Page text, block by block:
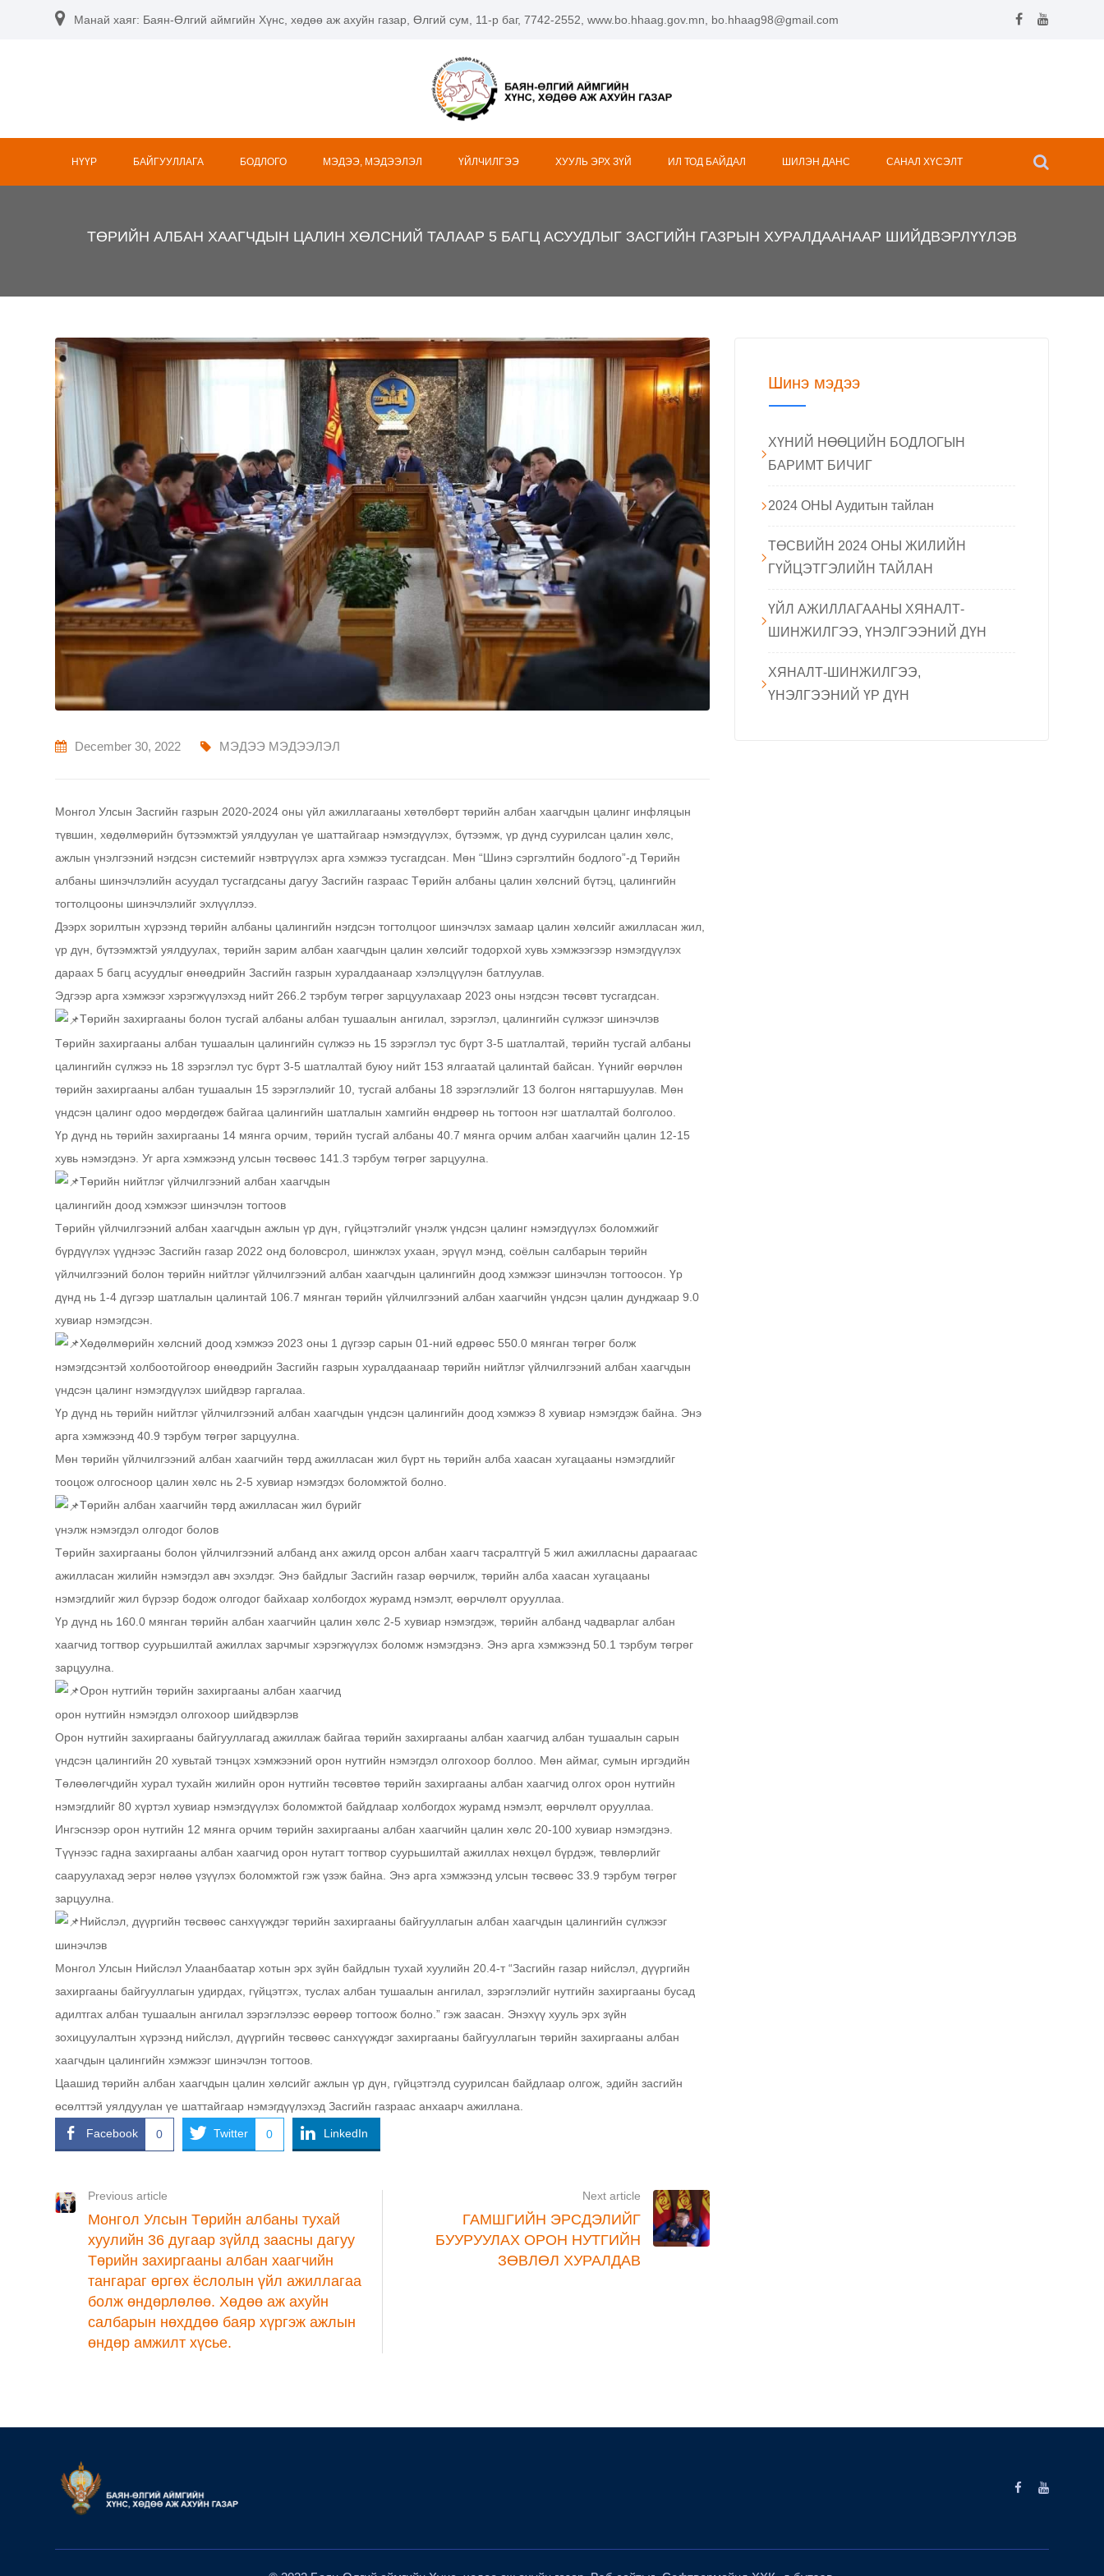
Манай хаяг: Баян-Өлгий аймгийн Хүнс, хөдөө аж ахуйн газар, Өлгий сум, 11-р баг, 7742-2552, www.bo.hhaag.gov.mn, bo.hhaag98@gmail.com
НҮҮР БАЙГУУЛЛАГА БОДЛОГО МЭДЭЭ, МЭДЭЭЛЭЛ ҮЙЛЧИЛГЭЭ ХУУЛЬ ЭРХ ЗҮЙ ИЛ ТОД БАЙДАЛ ШИЛЭН ДАНС САНАЛ ХҮСЭЛТ
ТӨРИЙН АЛБАН ХААГЧДЫН ЦАЛИН ХӨЛСНИЙ ТАЛААР 5 БАГЦ АСУУДЛЫГ ЗАСГИЙН ГАЗРЫН ХУРАЛДААНААР ШИЙДВЭРЛҮҮЛЭВ
December 30, 2022 МЭДЭЭ МЭДЭЭЛЭЛ
Монгол Улсын Засгийн газрын 2020-2024 оны үйл ажиллагааны хөтөлбөрт төрийн албан хаагчдын цалинг инфляцын
түвшин, хөдөлмөрийн бүтээмжтэй уялдуулан үе шаттайгаар нэмэгдүүлэх, бүтээмж, үр дүнд суурилсан цалин хөлс,
ажлын үнэлгээний нэгдсэн системийг нэвтрүүлэх арга хэмжээ тусгагдсан. Мөн “Шинэ сэргэлтийн бодлого”-д Төрийн
албаны шинэчлэлийн асуудал тусгагдсаны дагуу Засгийн газраас Төрийн албаны цалин хөлсний бүтэц, цалингийн
тогтолцооны шинэчлэлийг эхлүүллээ.
Дээрх зорилтын хүрээнд төрийн албаны цалингийн нэгдсэн тогтолцоог шинэчлэх замаар цалин хөлсийг ажилласан жил,
үр дүн, бүтээмжтэй уялдуулах, төрийн зарим албан хаагчдын цалин хөлсийг тодорхой хувь хэмжээгээр нэмэгдүүлэх
дараах 5 багц асуудлыг өнөөдрийн Засгийн газрын хуралдаанаар хэлэлцүүлэн батлуулав.
Эдгээр арга хэмжээг хэрэгжүүлэхэд нийт 266.2 тэрбум төгрөг зарцуулахаар 2023 оны нэгдсэн төсөвт тусгагдсан.
Төрийн захиргааны болон тусгай албаны албан тушаалын ангилал, зэрэглэл, цалингийн сүлжээг шинэчлэв
Төрийн захиргааны албан тушаалын цалингийн сүлжээ нь 15 зэрэглэл тус бүрт 3-5 шатлалтай, төрийн тусгай албаны
цалингийн сүлжээ нь 18 зэрэглэл тус бүрт 3-5 шатлалтай буюу нийт 153 ялгаатай цалинтай байсан. Үүнийг өөрчлөн
төрийн захиргааны албан тушаалын 15 зэрэглэлийг 10, тусгай албаны 18 зэрэглэлийг 13 болгон нягтаршуулав. Мөн
үндсэн цалинг одоо мөрдөгдөж байгаа цалингийн шатлалын хамгийн өндрөөр нь тогтоон нэг шатлалтай болголоо.
Үр дүнд нь төрийн захиргааны 14 мянга орчим, төрийн тусгай албаны 40.7 мянга орчим албан хаагчийн цалин 12-15
хувь нэмэгдэнэ. Уг арга хэмжээнд улсын төсвөөс 141.3 тэрбум төгрөг зарцуулна.
Төрийн нийтлэг үйлчилгээний албан хаагчдын
цалингийн доод хэмжээг шинэчлэн тогтоов
Төрийн үйлчилгээний албан хаагчдын ажлын үр дүн, гүйцэтгэлийг үнэлж үндсэн цалинг нэмэгдүүлэх боломжийг
бүрдүүлэх үүднээс Засгийн газар 2022 онд боловсрол, шинжлэх ухаан, эрүүл мэнд, соёлын салбарын төрийн
үйлчилгээний болон төрийн нийтлэг үйлчилгээний албан хаагчдын цалингийн доод хэмжээг шинэчлэн тогтоосон. Үр
дүнд нь 1-4 дүгээр шатлалын цалинтай 106.7 мянган төрийн үйлчилгээний албан хаагчийн үндсэн цалин дунджаар 9.0
хувиар нэмэгдсэн.
Хөдөлмөрийн хөлсний доод хэмжээ 2023 оны 1 дүгээр сарын 01-ний өдрөөс 550.0 мянган төгрөг болж
нэмэгдсэнтэй холбоотойгоор өнөөдрийн Засгийн газрын хуралдаанаар төрийн нийтлэг үйлчилгээний албан хаагчдын
үндсэн цалинг нэмэгдүүлэх шийдвэр гаргалаа.
Үр дүнд нь төрийн нийтлэг үйлчилгээний албан хаагчдын үндсэн цалингийн доод хэмжээ 8 хувиар нэмэгдэж байна. Энэ
арга хэмжээнд 40.9 тэрбум төгрөг зарцуулна.
Мөн төрийн үйлчилгээний албан хаагчийн төрд ажилласан жил бүрт нь төрийн алба хаасан хугацааны нэмэгдлийг
тооцож олгосноор цалин хөлс нь 2-5 хувиар нэмэгдэх боломжтой болно.
Төрийн албан хаагчийн төрд ажилласан жил бүрийг
үнэлж нэмэгдэл олгодог болов
Төрийн захиргааны болон үйлчилгээний албанд анх ажилд орсон албан хаагч тасралтгүй 5 жил ажилласны дараагаас
ажилласан жилийн нэмэгдэл авч эхэлдэг. Энэ байдлыг Засгийн газар өөрчилж, төрийн алба хаасан хугацааны
нэмэгдлийг жил бүрээр бодож олгодог байхаар холбогдох журамд нэмэлт, өөрчлөлт орууллаа.
Үр дүнд нь 160.0 мянган төрийн албан хаагчийн цалин хөлс 2-5 хувиар нэмэгдэж, төрийн албанд чадварлаг албан
хаагчид тогтвор суурьшилтай ажиллах зарчмыг хэрэгжүүлэх боломж нэмэгдэнэ. Энэ арга хэмжээнд 50.1 тэрбум төгрөг
зарцуулна.
Орон нутгийн төрийн захиргааны албан хаагчид
орон нутгийн нэмэгдэл олгохоор шийдвэрлэв
Орон нутгийн захиргааны байгууллагад ажиллаж байгаа төрийн захиргааны албан хаагчид албан тушаалын сарын
үндсэн цалингийн 20 хувьтай тэнцэх хэмжээний орон нутгийн нэмэгдэл олгохоор боллоо. Мөн аймаг, сумын иргэдийн
Төлөөлөгчдийн хурал тухайн жилийн орон нутгийн төсөвтөө төрийн захиргааны албан хаагчид олгох орон нутгийн
нэмэгдлийг 80 хүртэл хувиар нэмэгдүүлэх боломжтой байдлаар холбогдох журамд нэмэлт, өөрчлөлт орууллаа.
Ингэснээр орон нутгийн 12 мянга орчим төрийн захиргааны албан хаагчийн цалин хөлс 20-100 хувиар нэмэгдэнэ.
Түүнээс гадна захиргааны албан хаагчид орон нутагт тогтвор суурьшилтай ажиллах нөхцөл бүрдэж, төвлөрлийг
сааруулахад эерэг нөлөө үзүүлэх боломжтой гэж үзэж байна. Энэ арга хэмжээнд улсын төсвөөс 33.9 тэрбум төгрөг
зарцуулна.
Нийслэл, дүүргийн төсвөөс санхүүждэг төрийн захиргааны байгууллагын албан хаагчдын цалингийн сүлжээг
шинэчлэв
Монгол Улсын Нийслэл Улаанбаатар хотын эрх зүйн байдлын тухай хуулийн 20.4-т “Засгийн газар нийслэл, дүүргийн
захиргааны байгууллагын удирдах, гүйцэтгэх, туслах албан тушаалын ангилал, зэрэглэлийг нутгийн захиргааны бусад
адилтгах албан тушаалын ангилал зэрэглэлээс өөрөөр тогтоож болно.” гэж заасан. Энэхүү хууль эрх зүйн
зохицуулалтын хүрээнд нийслэл, дүүргийн төсвөөс санхүүждэг захиргааны байгууллагын төрийн захиргааны албан
хаагчдын цалингийн хэмжээг шинэчлэн тогтоов.
Цаашид төрийн албан хаагчдын цалин хөлсийг ажлын үр дүн, гүйцэтгэлд суурилсан байдлаар олгож, эдийн засгийн
өсөлттэй уялдуулан үе шаттайгаар нэмэгдүүлэхэд Засгийн газраас анхаарч ажиллана.
Facebook 0 Twitter 0 LinkedIn
Previous article
Монгол Улсын Төрийн албаны тухай
хуулийн 36 дугаар зүйлд заасны дагуу
Төрийн захиргааны албан хаагчийн
тангараг өргөх ёслолын үйл ажиллагаа
болж өндөрлөлөө. Хөдөө аж ахуйн
салбарын нөхддөө баяр хүргэж ажлын
өндөр амжилт хүсье.
Next article
ГАМШГИЙН ЭРСДЭЛИЙГ
БУУРУУЛАХ ОРОН НУТГИЙН
ЗӨВЛӨЛ ХУРАЛДАВ
Шинэ мэдээ
ХҮНИЙ НӨӨЦИЙН БОДЛОГЫН
БАРИМТ БИЧИГ
2024 ОНЫ Аудитын тайлан
ТӨСВИЙН 2024 ОНЫ ЖИЛИЙН
ГҮЙЦЭТГЭЛИЙН ТАЙЛАН
ҮЙЛ АЖИЛЛАГААНЫ ХЯНАЛТ-
ШИНЖИЛГЭЭ, ҮНЭЛГЭЭНИЙ ДҮН
ХЯНАЛТ-ШИНЖИЛГЭЭ,
ҮНЭЛГЭЭНИЙ ҮР ДҮН